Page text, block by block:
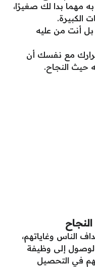
مهما بدا لك صغيرًا،
الكبيرة.
أنت من عليه
مع نفسك أن
حيث النجاح.
الناس وغاياتهم،
إلى وظيفة
في التحصيل